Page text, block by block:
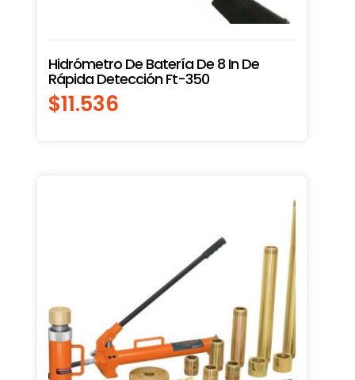
Hidrómetro De Batería De 8 In De
Rápida Detección Ft-350
$11.536